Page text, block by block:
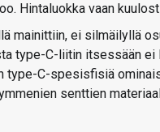
Hintaluokka vaan
mainittiin, ei silmäilyllä
type-C-liitin itsessään ei
type-C-spesisfisiä
senttien